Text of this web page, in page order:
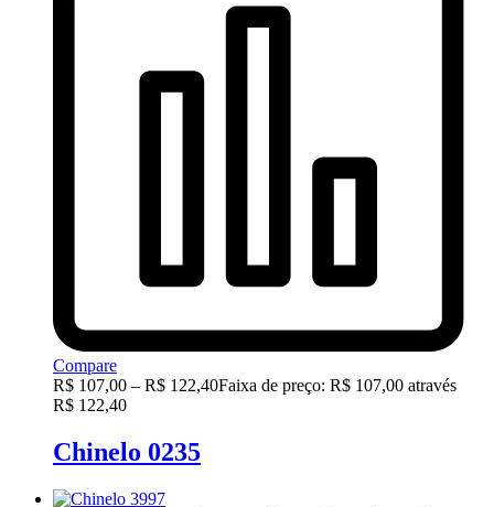
Compare
R$ 107,00 – R$ 122,40Faixa de preço: R$ 107,00 através
R$ 122,40
Chinelo 0235